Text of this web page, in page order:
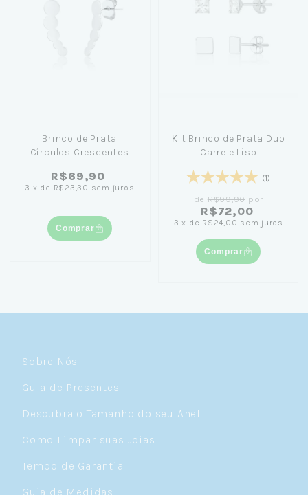
Brinco de Prata
Círculos Crescentes
R$69,90
3 x de R$23,30 sem juros
Comprar
Kit Brinco de Prata Duo
Carre e Liso
(1)
de R$99,90 por
R$72,00
3 x de R$24,00 sem juros
Comprar
Sobre Nós
Guia de Presentes
Descubra o Tamanho do seu Anel
Como Limpar suas Joias
Tempo de Garantia
Guia de Medidas